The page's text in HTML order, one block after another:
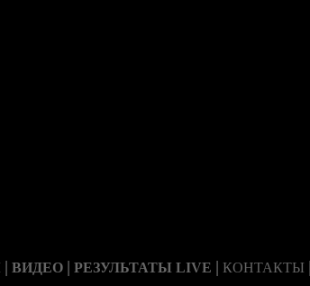
| ВИДЕО | РЕЗУЛЬТАТЫ LIVE | КОНТАКТЫ |